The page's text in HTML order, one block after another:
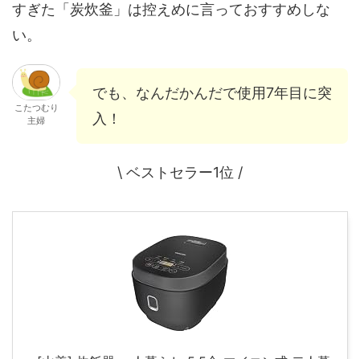
すぎた「炭炊釜」は控えめに言っておすすめしな
い。
こたつむり
主婦
でも、なんだかんだで使用7年目に突
入！
\ ベストセラー1位 /